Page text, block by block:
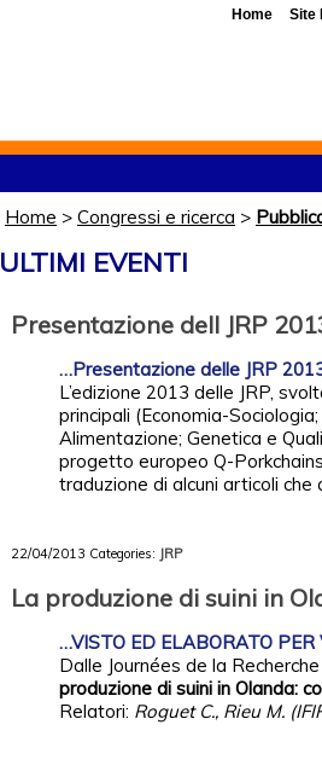
Home > Congressi e ricerca >
ULTIMI EVENTI
Presentazione dell JRP
…Presentazione delle JRP
L’edizione 2013 delle JRP,
principali (Economia-
Alimentazione; Genetica e
progetto europeo Q-
traduzione di alcuni articoli
22/04/2013 Categories: JRP
La produzione di suini in
…VISTO ED ELABORATO
Dalle Journées de la
produzione di suini in Olanda:
Relatori: RoguetC., RieuM. (
Home Site